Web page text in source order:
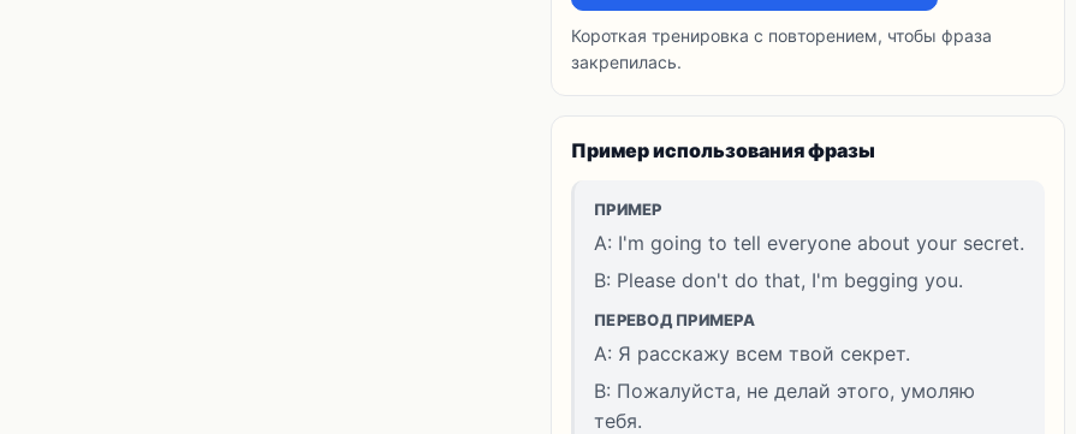
Короткая тренировка с повторением, чтобы фраза
закрепилась.
Пример использования фразы
ПРИМЕР
A: I'm going to tell everyone about your secret.
B: Please don't do that, I'm begging you.
ПЕРЕВОД ПРИМЕРА
A: Я расскажу всем твой секрет.
B: Пожалуйста, не делай этого, умоляю
тебя.